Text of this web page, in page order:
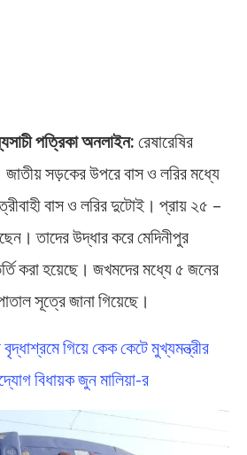
পত্রিকা অনলাইন: রেষারেষির
জাতীয় সড়কের উপরে বাস ও লরির মধ্যে
বাস ও লরির দুটোই। প্রায় ২৫ –
তাদের উদ্ধার করে মেদিনীপুর
করা হয়েছে। জখমদের মধ্যে ৫ জনের
সূত্রে জানা গিয়েছে।
বৃদ্ধাশ্রমে গিয়ে কেক কেটে মুখ্যমন্ত্রীর
বিধায়ক জুন মালিয়া-র